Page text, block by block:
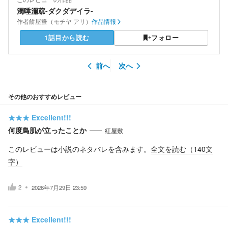
濁唾濔蓏-ダクダデイラ-
作者餅屋䖸（モチヤ アリ） 作品情報
1話目から読む フォロー
前へ 次へ
その他のおすすめレビュー
★★★ Excellent!!!
何度鳥肌が立ったことか
紅屋敷
このレビューは小説のネタバレを含みます。 全文を読む（140文
字）
2 2026年7月29日 23:59
★★★ Excellent!!!